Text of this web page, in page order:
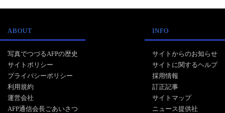
ABOUT
写真でつづるAFPの歴史
サイトポリシー
プライバシーポリシー
利用規約
運営会社
AFP通信会長ごあいさつ
INFO
サイトからのお知らせ
サイトに関するヘルプ
採用情報
訂正記事
サイトマップ
ニュース提供社